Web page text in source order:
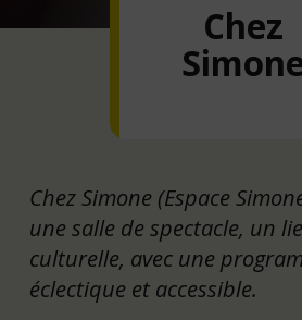
Chez
Chez Simone (Espace
une salle de spectacle, un
culturelle, avec une
éclectique et accessible.